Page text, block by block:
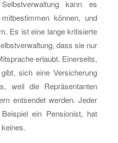
Selbst­ver­wal­tung kann es
kön­nen, und
Es ist eine lange kri­ti­sier­te
dass sie nur
er­laubt. Ei­ner­seits,
sich eine Ver­si­che­rung
weil die Re­prä­sen­tan­ten
ent­sen­det wer­den. Jeder
ein Pen­sio­nist, hat